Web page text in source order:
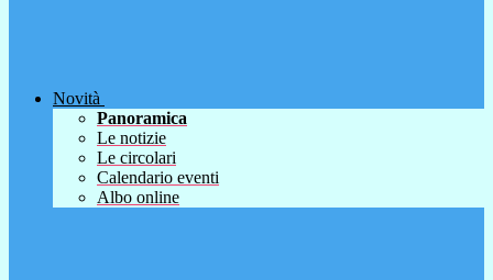
Novità
Panoramica
Le notizie
Le circolari
Calendario eventi
Albo online